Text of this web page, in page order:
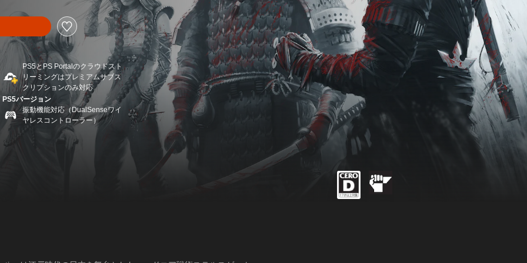
PS5とPS Portalのクラウドスト
リーミングはプレミアムサブス
クリプションのみ対応
PS5バージョン
振動機能対応（DualSenseワイ
ヤレスコントローラー）